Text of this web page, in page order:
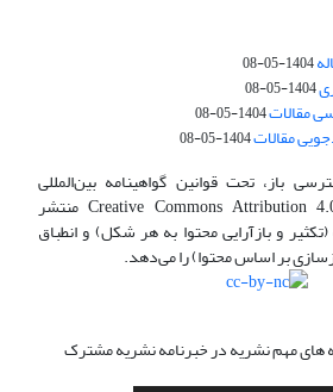
1404-05-08
1404-05-08
مقالات1404-05-08
مقالات1404-05-08
باز، تحت قوانین گواهینامه بین‌المللی
Creative Commons Attribution 4.0 International License منتشر
و بازآرایی محتوا به هر شکل) و انطباق
بر اساس محتوا) را می‌دهد.
های مهم نشریه در خبرنامه نشریه مشترک